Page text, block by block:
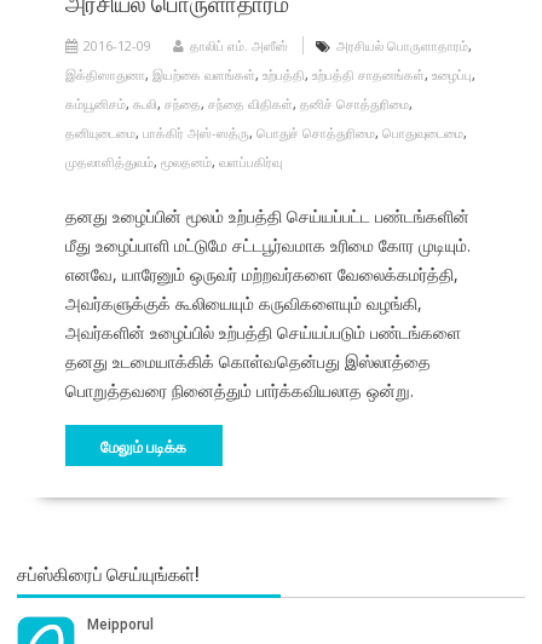
2016-12-09 தாலிப் எம். அஸீஸ் அரசியல் பொருளாதாரம்,
இக்திஸாதுனா, இயற்கை வளங்கள், உற்பத்தி, உற்பத்தி சாதனங்கள், உழைப்பு,
கம்யூனிசம், கூலி, சந்தை, சந்தை விதிகள், தனிச் சொத்துரிமை,
தனியுடைமை, பாக்கிர் அஸ்-ஸத்ரு, பொதுச் சொத்துரிமை, பொதுவுடைமை,
முதலாளித்துவம், மூலதனம், வளப்பகிர்வு
தனது உழைப்பின் மூலம் உற்பத்தி செய்யப்பட்ட பண்டங்களின்
மீது உழைப்பாளி மட்டுமே சட்டபூர்வமாக உரிமை கோர முடியும்.
எனவே, யாரேனும் ஒருவர் மற்றவர்களை வேலைக்கமர்த்தி,
அவர்களுக்குக் கூலியையும் கருவிகளையும் வழங்கி,
அவர்களின் உழைப்பில் உற்பத்தி செய்யப்படும் பண்டங்களை
தனது உடமையாக்கிக் கொள்வதென்பது இஸ்லாத்தை
பொறுத்தவரை நினைத்தும் பார்க்கவியலாத ஒன்று.
மேலும் படிக்க
சப்ஸ்கிரைப் செய்யுங்கள்!